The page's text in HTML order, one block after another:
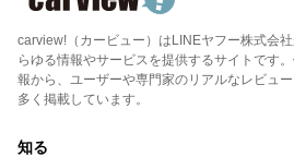
carview!（カービュー）はLINEヤフー株式会
らゆる情報やサービスを提供するサイトです
報から、ユーザーや専門家のリアルなレビュ
多く掲載しています。
知る